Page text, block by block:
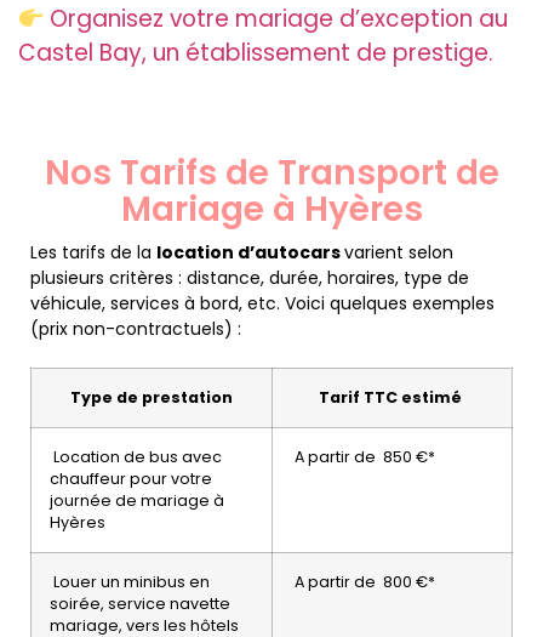
Organisez votre mariage d’exception au
Castel Bay, un établissement de prestige.
Nos Tarifs de Transport de
Mariage à Hyères
Les tarifs de la location d’autocarsvarient selon
plusieurs critères : distance, durée, horaires, type de
véhicule, services à bord, etc. Voici quelques exemples
(prix non-contractuels) :
Type de prestation Tarif TTC estimé
Location de bus avec
chauffeur pour votre
journée de mariage à
Hyères
A partir de 850 €*
Louer un minibus en
soirée, service navette
mariage, vers les hôtels
A partir de 800 €*